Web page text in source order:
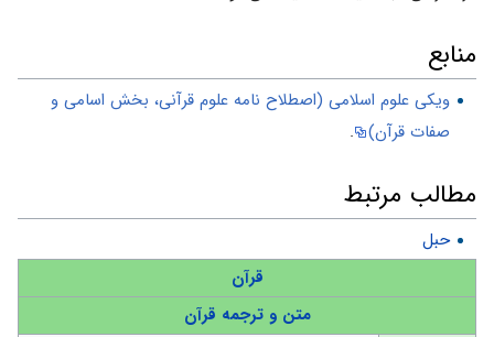
منابع
ویکی علوم اسلامی (اصطلاح نامه علوم قرآنی، بخش اسامی و
صفات قرآن) .
مطالب مرتبط
حبل
قرآن
متن و ترجمه قرآن